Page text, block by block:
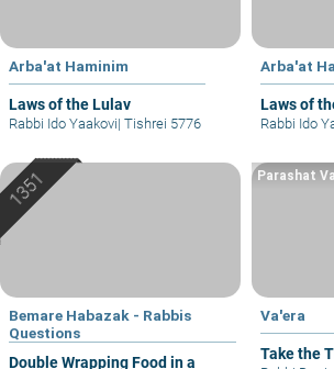
Arba'at Haminim
Laws of the Lulav
Rabbi Ido Yaakovi| Tishrei 5776
Arba'at
Laws of
Rabbi Ido
Bemare Habazak - Rabbis
Questions
Double Wrapping Food in a
Va'era
Take the
Parashat